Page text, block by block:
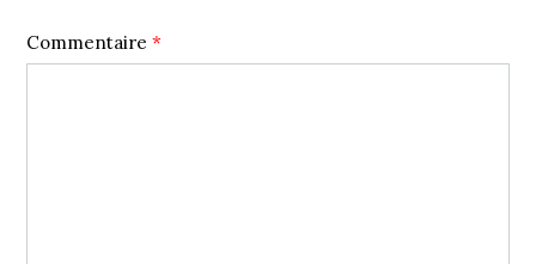
Commentaire *